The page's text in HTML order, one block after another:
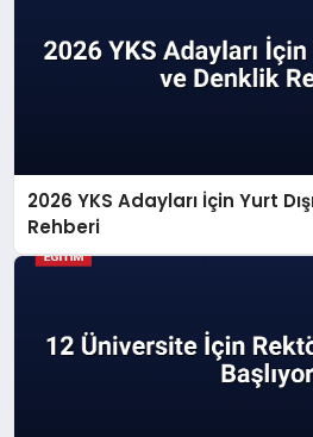
2026 YKS Adayları İçin Yurt
Rehberi